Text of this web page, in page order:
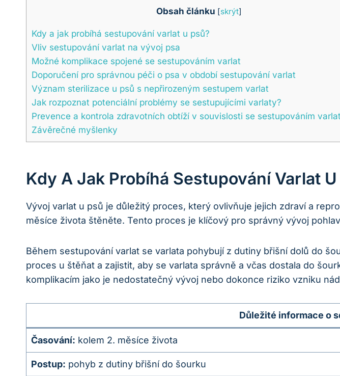
Obsah článku [skrýt]
Kdy a jak probíhá sestupování varlat u psů?
Vliv sestupování varlat na vývoj psa
Možné komplikace spojené se sestupováním varlat
Doporučení pro správnou péči o psa v období sestupování varlat
Význam sterilizace u psů s nepřirozeným sestupem varlat
Jak rozpoznat potenciální problémy se sestupujícími varlaty?
Prevence a kontrola zdravotních obtíží v souvislosti se sestupováním
Závěrečné myšlenky
Kdy A Jak Probíhá Sestupování Varlat U
Vývoj varlat u psů je důležitý proces, který ovlivňuje jejich zdraví a
měsíce života štěněte. Tento proces je klíčový pro správný vývoj
Během sestupování varlat se varlata pohybují z dutiny břišní dolů do
proces u štěňat a zajistit, aby se varlata správně a včas dostala do
komplikacím jako je nedostatečný vývoj nebo dokonce riziko vzniku
Důležité informace o
Časování: kolem 2. měsíce života
Postup: pohyb z dutiny břišní do šourku